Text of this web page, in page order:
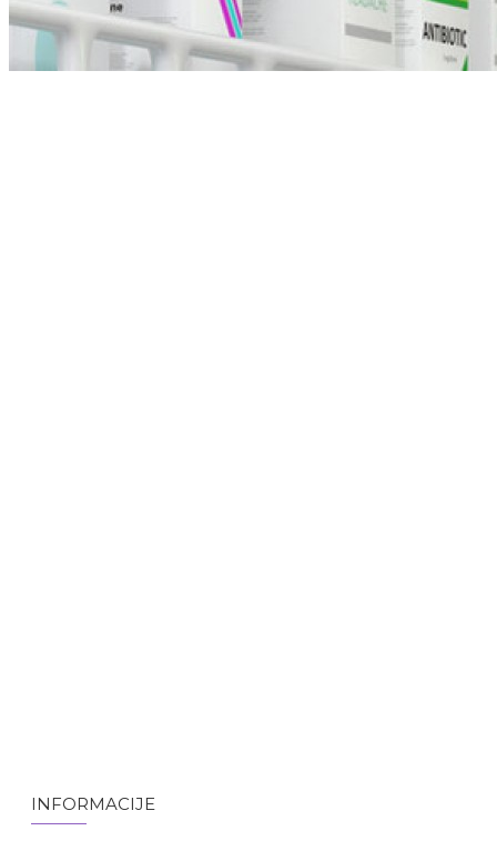
INFORMACIJE